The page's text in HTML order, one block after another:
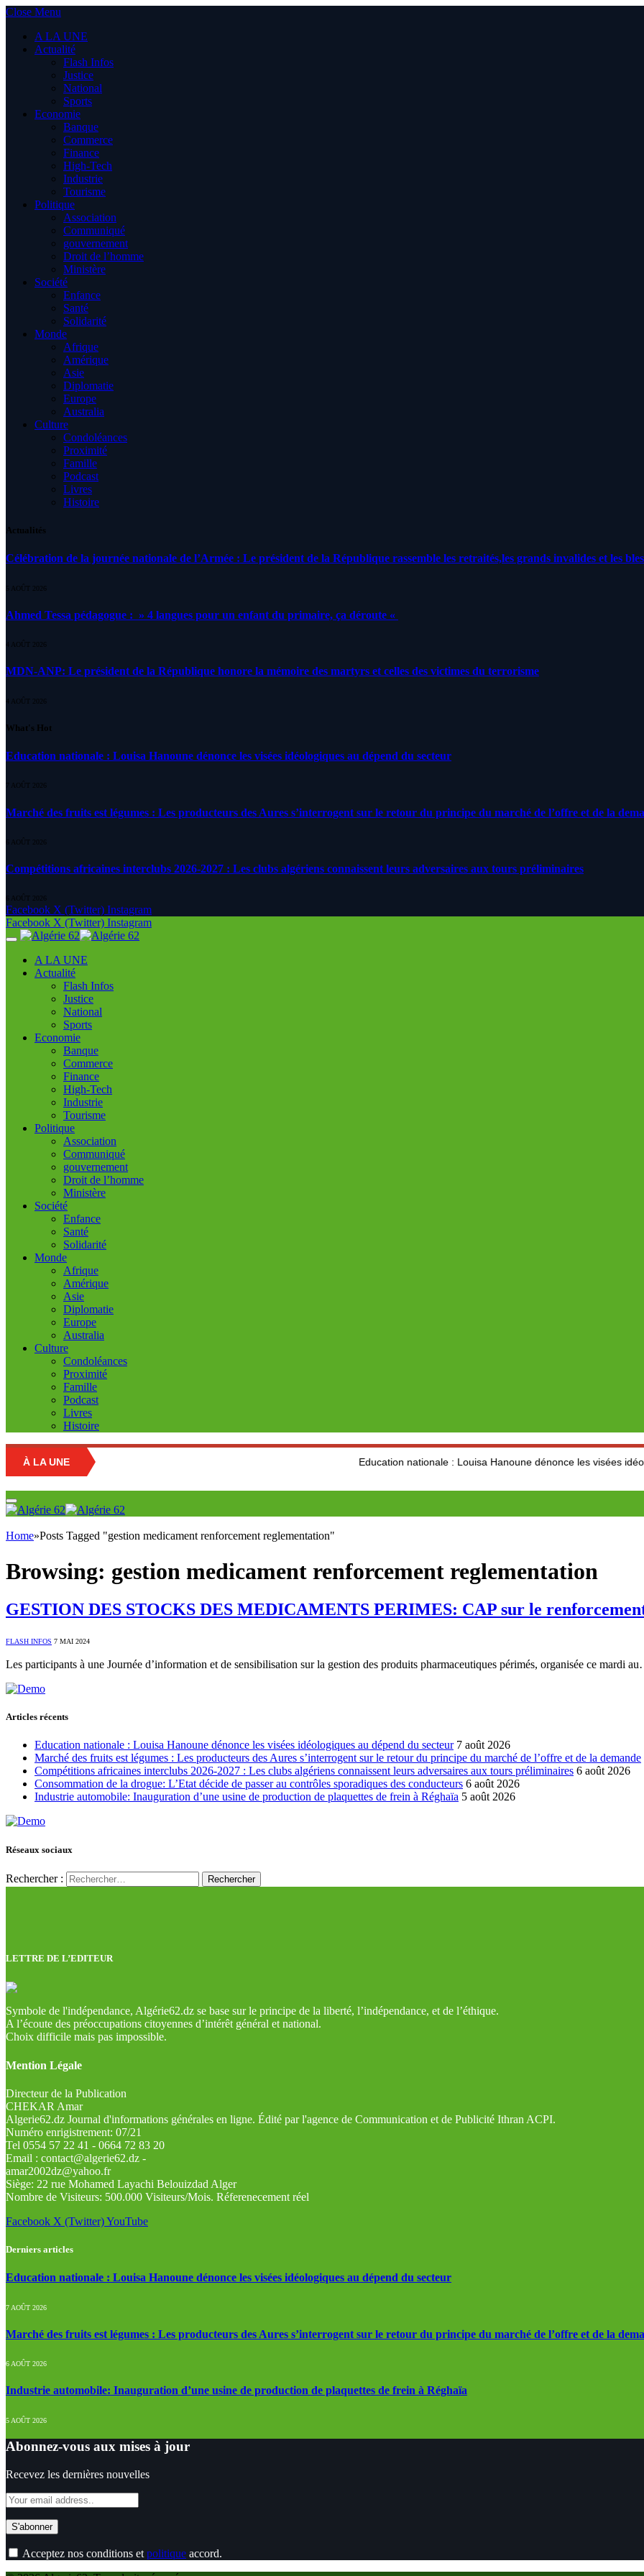
Close Menu
A LA UNE
Actualité
Flash Infos
Justice
National
Sports
Economie
Banque
Commerce
Finance
High-Tech
Industrie
Tourisme
Politique
Association
Communiqué
gouvernement
Droit de l’homme
Ministère
Société
Enfance
Santé
Solidarité
Monde
Afrique
Amérique
Asie
Diplomatie
Europe
Australia
Culture
Condoléances
Proximité
Famille
Podcast
Livres
Histoire
Actualités
Célébration de la journée nationale de l’Armée : Le président de la République rassemble les retraités,les grands invalides et les
5 AOÛT 2026
Ahmed Tessa pédagogue : » 4 langues pour un enfant du primaire, ça déroute «
4 AOÛT 2026
MDN-ANP: Le président de la République honore la mémoire des martyrs et celles des victimes du terrorisme
4 AOÛT 2026
What's Hot
Education nationale : Louisa Hanoune dénonce les visées idéologiques au dépend du secteur
7 AOÛT 2026
Marché des fruits est légumes : Les producteurs des Aures s’interrogent sur le retour du principe du marché de l’offre et de la
6 AOÛT 2026
Compétitions africaines interclubs 2026-2027 : Les clubs algériens connaissent leurs adversaires aux tours préliminaires
6 AOÛT 2026
Facebook X (Twitter) Instagram
Facebook X (Twitter) Instagram
A LA UNE
Actualité
Flash Infos
Justice
National
Sports
Economie
Banque
Commerce
Finance
High-Tech
Industrie
Tourisme
Politique
Association
Communiqué
gouvernement
Droit de l’homme
Ministère
Société
Enfance
Santé
Solidarité
Monde
Afrique
Amérique
Asie
Diplomatie
Europe
Australia
Culture
Condoléances
Proximité
Famille
Podcast
Livres
Histoire
À LA UNE Education nationale : Louisa Hanoune dénonce les visées idéologiques au
Home»Posts Tagged "gestion medicament renforcement reglementation"
Browsing: gestion medicament renforcement reglementation
GESTION DES STOCKS DES MEDICAMENTS PERIMES: CAP sur le
FLASH INFOS 7 MAI 2024
Les participants à une Journée d’information et de sensibilisation sur la gestion des produits pharmaceutiques périmés, organisée ce mardi
Articles récents
Education nationale : Louisa Hanoune dénonce les visées idéologiques au dépend du secteur 7 août 2026
Marché des fruits est légumes : Les producteurs des Aures s’interrogent sur le retour du principe du marché de l’offre et de la demande
Compétitions africaines interclubs 2026-2027 : Les clubs algériens connaissent leurs adversaires aux tours préliminaires 6 août 2026
Consommation de la drogue: L’Etat décide de passer au contrôles sporadiques des conducteurs 6 août 2026
Industrie automobile: Inauguration d’une usine de production de plaquettes de frein à Réghaïa 5 août 2026
Réseaux sociaux
Rechercher :
LETTRE DE L’EDITEUR
Symbole de l'indépendance, Algérie62.dz se base sur le principe de la liberté, l’indépendance, et de l’éthique.
A l’écoute des préoccupations citoyennes d’intérêt général et national.
Choix difficile mais pas impossible.
Mention Légale
Directeur de la Publication
CHEKAR Amar
Algerie62.dz Journal d'informations générales en ligne. Édité par l'agence de Communication et de Publicité Ithran ACPI.
Numéro enrigistrement: 07/21
Tel 0554 57 22 41 - 0664 72 83 20
Email : contact@algerie62.dz -
amar2002dz@yahoo.fr
Siège: 22 rue Mohamed Layachi Belouizdad Alger
Nombre de Visiteurs: 500.000 Visiteurs/Mois. Réferenecement réel
Facebook X (Twitter)YouTube
Derniers articles
Education nationale : Louisa Hanoune dénonce les visées idéologiques au dépend du secteur
7 AOÛT 2026
Marché des fruits est légumes : Les producteurs des Aures s’interrogent sur le retour du principe du marché de l’offre et de la
6 AOÛT 2026
Industrie automobile: Inauguration d’une usine de production de plaquettes de frein à Réghaïa
5 AOÛT 2026
Abonnez-vous aux mises à jour
Recevez les dernières nouvelles
Acceptez nos conditions et politique accord.